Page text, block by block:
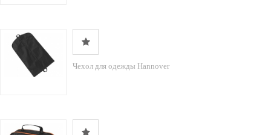
Чехол для одежды Hannover